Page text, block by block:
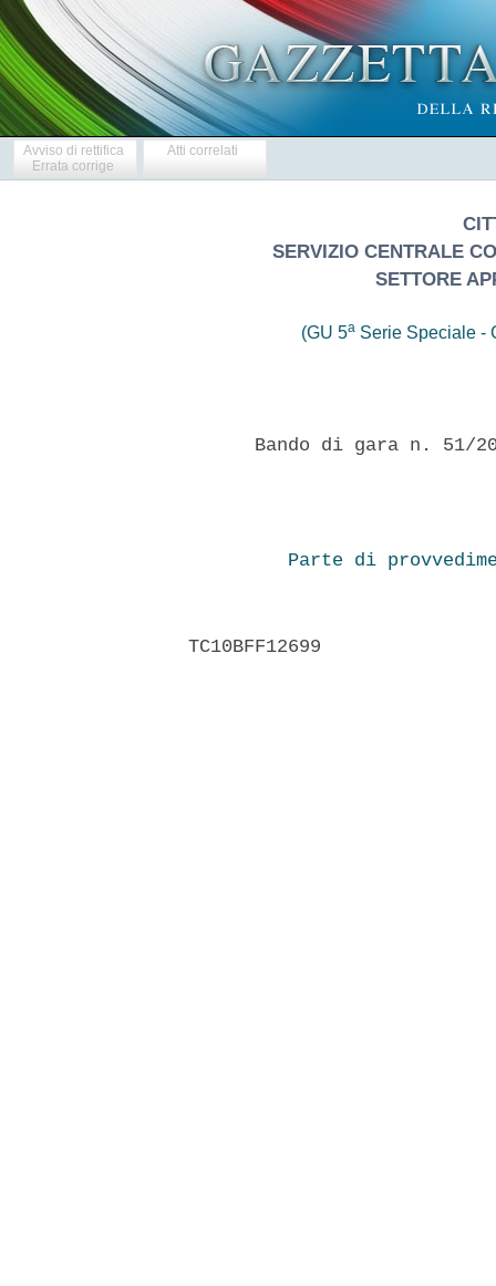
Avviso di rettifica
Errata corrige
Atti correlati
SERVIZIO CENTRALE
SETTORE
(GU 5a Serie Speciale -
Bando di gara n. 51/
Parte di